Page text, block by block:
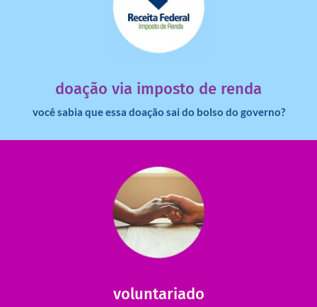
doação via imposto de renda
você sabia que essa doação sai do bolso do governo?
dinheiro deixa de ir para o governo?
saiba mais
voluntariado
ajudar com certos assuntos. Entre em contato conosco e
saiba como nos ajudar.
saiba mais